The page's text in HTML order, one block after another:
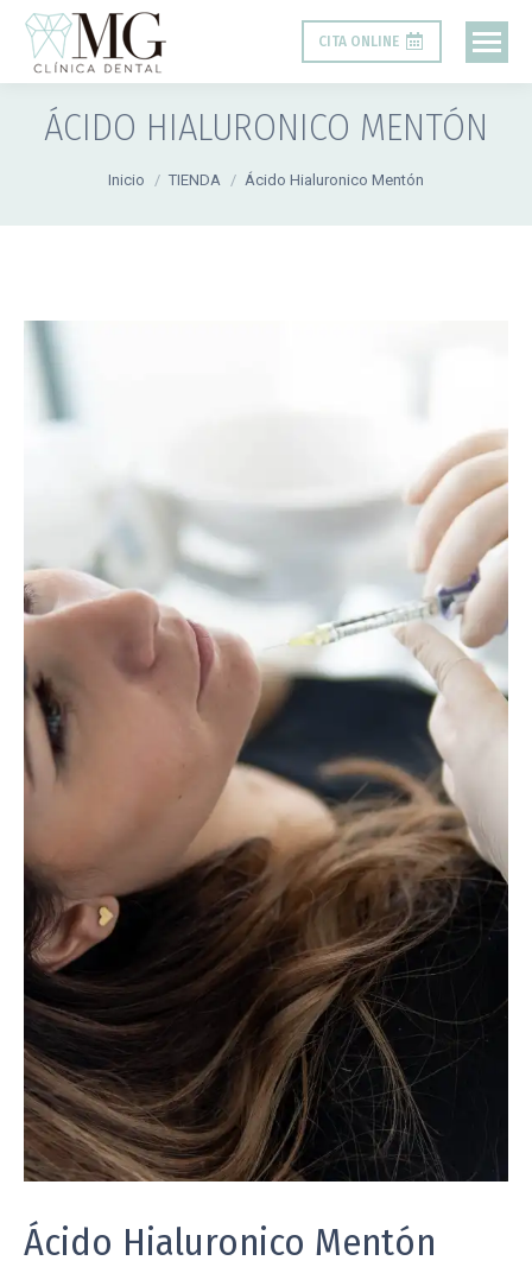
CITA ONLINE
ÁCIDO HIALURONICO MENTÓN
Inicio TIENDA Ácido Hialuronico Mentón
Ácido Hialuronico Mentón